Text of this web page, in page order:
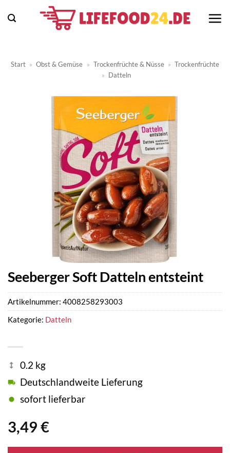
Inhalt
Start » Obst & Gemüse » Trockenfrüchte & Nüsse » Trockenfrüchte
» Datteln
Seeberger Soft Datteln entsteint
3,49 €
0.2 kg
Deutschlandweite Lieferung
sofort lieferbar
Artikelnummer: 4008258293003
Kategorie: Datteln